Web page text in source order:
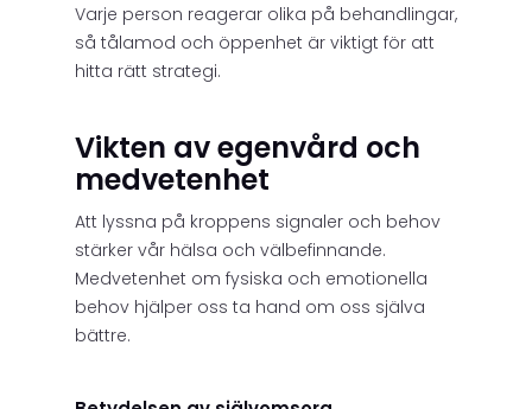
Varje person reagerar olika på behandlingar,
så tålamod och öppenhet är viktigt för att
hitta rätt strategi.
Vikten av egenvård och
medvetenhet
Att lyssna på kroppens signaler och behov
stärker vår hälsa och välbefinnande.
Medvetenhet om fysiska och emotionella
behov hjälper oss ta hand om oss själva
bättre.